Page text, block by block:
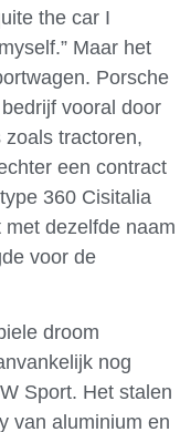
the car I
Maar het
Porsche
vooral door
tractoren,
een contract
360 ​​Cisitalia
dezelfde naam
voor de
droom
nog
Sport. Het stalen
van aluminium en